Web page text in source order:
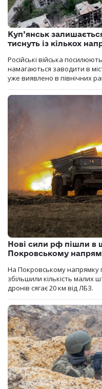
Куп’янськ
тиснуть із кількох
Російські війська
намагаються заводити в
уже виявлено в північних
Нові сили рф пішли в
Покровському
На Покровському напрямку
збільшили кількість малих
дронів сягає 20 км від ЛБЗ.